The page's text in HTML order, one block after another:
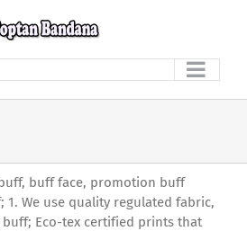
buff face, promotion buff
We use quality regulated fabric,
Eco-tex certified prints that